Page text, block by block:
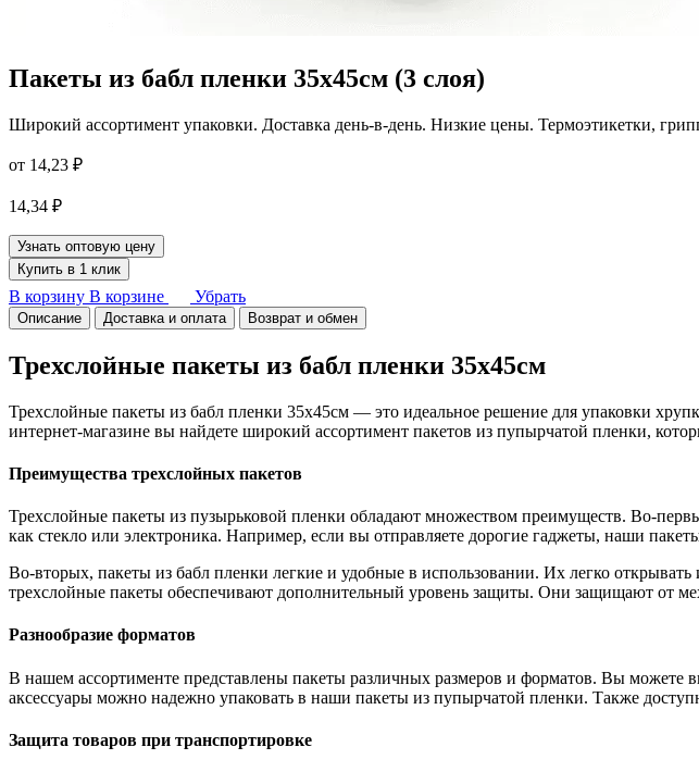
Пакеты из бабл пленки 35х45см (3 слоя)
Широкий ассортимент упаковки. Доставка день-в-день. Низкие цены. Термоэтикетки,
от 14,23 ₽
14,34 ₽
Узнать оптовую цену
Купить в 1 клик
В корзину В корзине Убрать
Описание Доставка и оплата Возврат и обмен
Трехслойные пакеты из бабл пленки 35х45см
Трехслойные пакеты из бабл пленки 35х45см — это идеальное решение для упаковки
интернет-магазине вы найдете широкий ассортимент пакетов из пупырчатой пленки,
Преимущества трехслойных пакетов
Трехслойные пакеты из пузырьковой пленки обладают множеством преимуществ. Во-
как стекло или электроника. Например, если вы отправляете дорогие гаджеты, наши
Во-вторых, пакеты из бабл пленки легкие и удобные в использовании. Их легко
трехслойные пакеты обеспечивают дополнительный уровень защиты. Они защищают от
Разнообразие форматов
В нашем ассортименте представлены пакеты различных размеров и форматов. Вы
аксессуары можно надежно упаковать в наши пакеты из пупырчатой пленки. Также
Защита товаров при транспортировке